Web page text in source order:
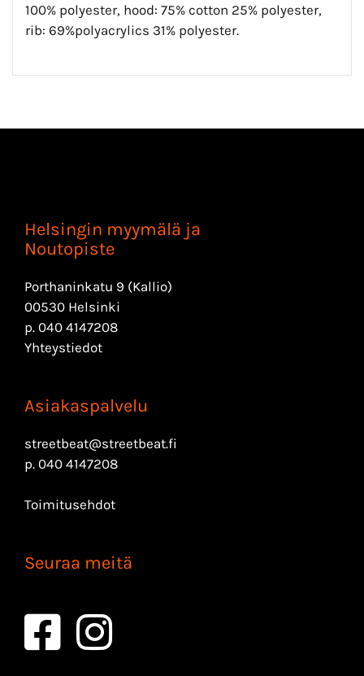
100% polyester, hood: 75% cotton 25% polyester,
rib: 69%polyacrylics 31% polyester.
Helsingin myymälä ja
Noutopiste
Porthaninkatu 9 (Kallio)
00530 Helsinki
p. 040 4147208
Yhteystiedot
Asiakaspalvelu
streetbeat@streetbeat.fi
p. 040 4147208
Toimitusehdot
Seuraa meitä